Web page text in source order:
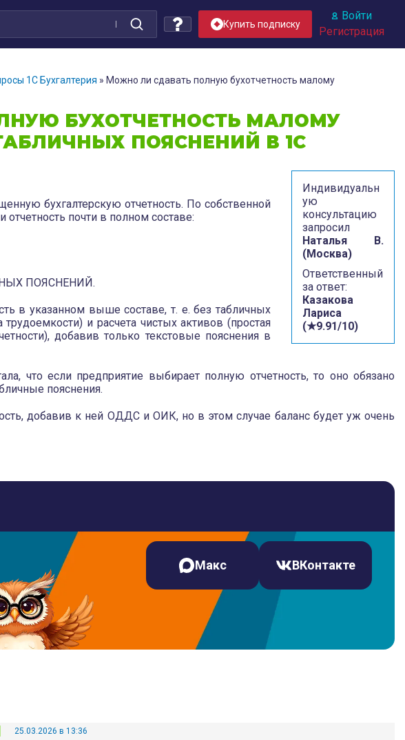
Купить подписку
Войти
Регистрация
1С Бухгалтерия » Можно ли сдавать полную бухотчетность малому
БУХОТЧЕТНОСТЬ МАЛОМУ
ПОЯСНЕНИЙ В 1С
Индивидуальн
ую
консультацию
запросил
Наталья В.
(Москва)
Ответственный
за ответ:
Казакова
Лариса
(★9.91/10)
бухгалтерскую отчетность. По собственной
почти в полном составе:
ПОЯСНЕНИЙ.
в указанном выше составе, т. е. без табличных
и расчета чистых активов (простая
добавив только текстовые пояснения в
что если предприятие выбирает полную отчетность, то оно обязано
пояснения.
добавив к ней ОДДС и ОИК, но в этом случае баланс будет уж очень
Макс ВКонтакте
25.03.2026 в 13:36